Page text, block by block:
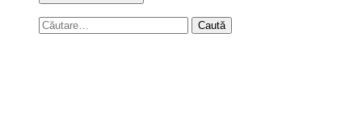
Caută
după: